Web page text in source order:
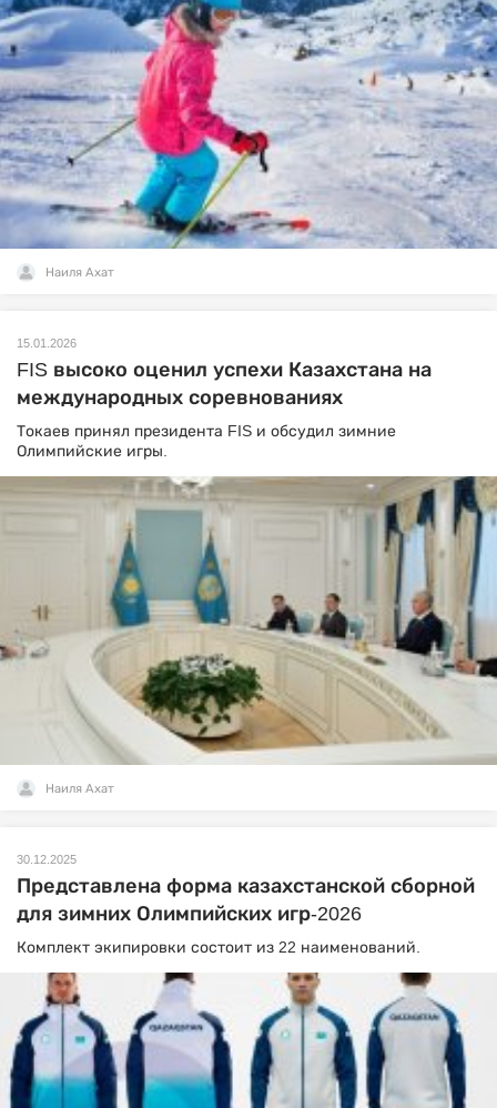
Наиля Ахат
15.01.2026
FIS высоко оценил успехи Казахстана на
международных соревнованиях
Токаев принял президента FIS и обсудил зимние
Олимпийские игры.
Наиля Ахат
30.12.2025
Представлена форма казахстанской сборной
для зимних Олимпийских игр-2026
Комплект экипировки состоит из 22 наименований.